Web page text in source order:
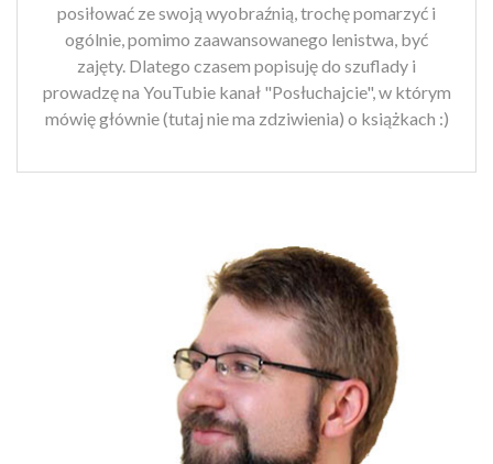
posiłować ze swoją wyobraźnią, trochę pomarzyć i
ogólnie, pomimo zaawansowanego lenistwa, być
zajęty. Dlatego czasem popisuję do szuflady i
prowadzę na YouTubie kanał "Posłuchajcie", w którym
mówię głównie (tutaj nie ma zdziwienia) o książkach :)